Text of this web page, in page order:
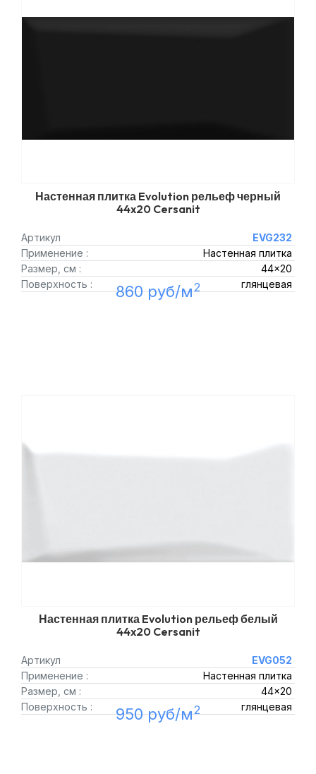
Настенная плитка Evolution рельеф черный
44x20 Cersanit
Артикул
EVG232
Применение :
Настенная плитка
Размер, см :
44x20
Поверхность :
глянцевая
860 руб/м2
Настенная плитка Evolution рельеф белый
44x20 Cersanit
Артикул
EVG052
Применение :
Настенная плитка
Размер, см :
44x20
Поверхность :
глянцевая
950 руб/м2